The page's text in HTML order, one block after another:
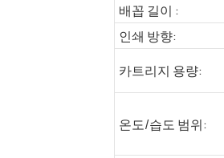
배꼽 길이 :
인쇄 방향:
카트리지 용량:
온도/습도 범위: